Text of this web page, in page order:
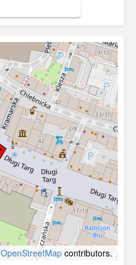
OpenStreetMap contributors.